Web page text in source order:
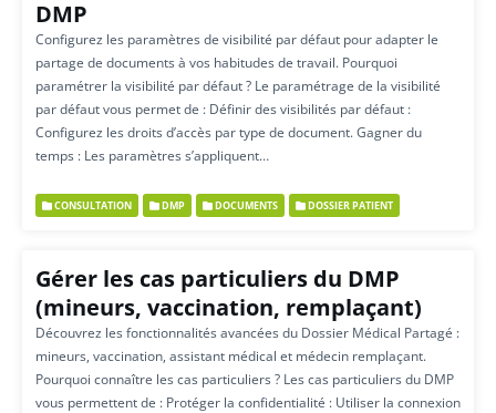
DMP
Configurez les paramètres de visibilité par défaut pour adapter le
partage de documents à vos habitudes de travail. Pourquoi
paramétrer la visibilité par défaut ? Le paramétrage de la visibilité
par défaut vous permet de : Définir des visibilités par défaut :
Configurez les droits d’accès par type de document. Gagner du
temps : Les paramètres s’appliquent…
CONSULTATION DMP DOCUMENTS DOSSIER PATIENT
Gérer les cas particuliers du DMP
(mineurs, vaccination, remplaçant)
Découvrez les fonctionnalités avancées du Dossier Médical Partagé :
mineurs, vaccination, assistant médical et médecin remplaçant.
Pourquoi connaître les cas particuliers ? Les cas particuliers du DMP
vous permettent de : Protéger la confidentialité : Utiliser la connexion